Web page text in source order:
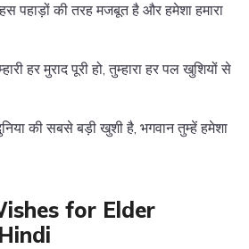
पहाड़ों की तरह मजबूत है और हमेशा हमारा
हर मुराद पूरी हो, तुम्हारा हर पल खुशियों से
की सबसे बड़ी खुशी है, भगवान तुम्हें हमेशा
for Elder